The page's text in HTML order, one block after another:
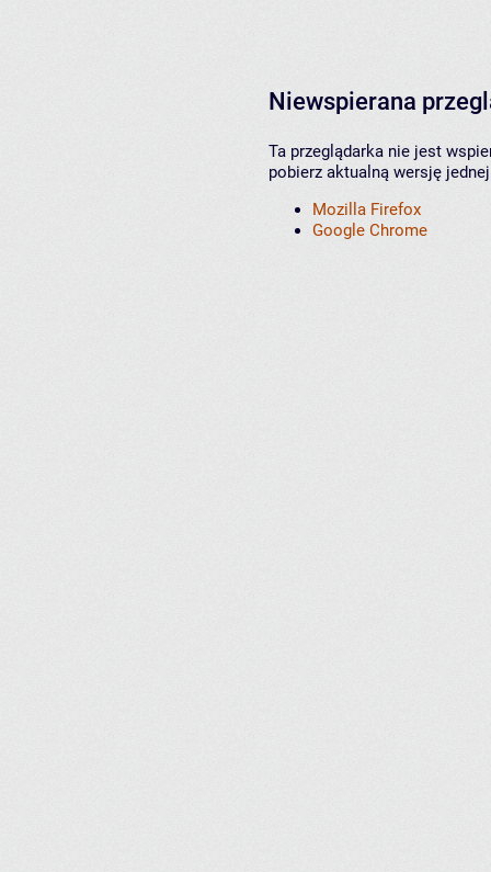
Niewspierana
Ta przeglądarka nie jest
pobierz aktualną wersję
Mozilla Firefox
Google Chrome